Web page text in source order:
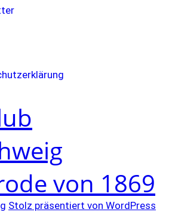
von 1869
Stolz präsentiert von WordPress